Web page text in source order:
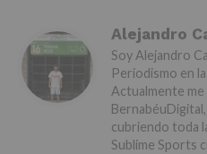
Alejandro
Soy Alejandro
Periodismo en
Actualmente
cubriendo toda
Sublime Sports